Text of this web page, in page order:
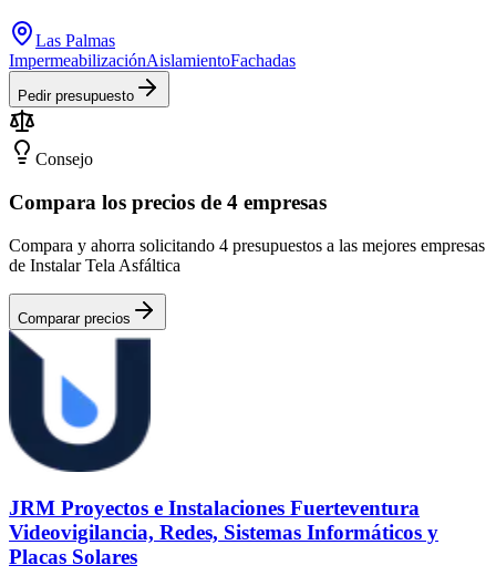
Las Palmas
ImpermeabilizaciónAislamientoFachadas
Pedir presupuesto
Consejo
Compara los precios de 4 empresas
Compara y ahorra solicitando 4 presupuestos a las mejores empresas
de Instalar Tela Asfáltica
Comparar precios
JRM Proyectos e Instalaciones Fuerteventura
Videovigilancia, Redes, Sistemas Informáticos y
Placas Solares